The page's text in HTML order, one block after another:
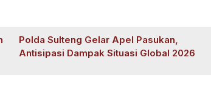
Polda Sulteng Gelar Apel Pasukan,
Antisipasi Dampak Situasi Global 2026